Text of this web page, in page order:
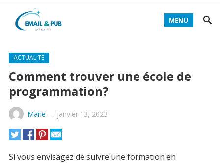
MENU
ACTUALITÉ
Comment trouver une école de
programmation?
Marie — janvier 13, 2023
Si vous envisagez de suivre une formation en